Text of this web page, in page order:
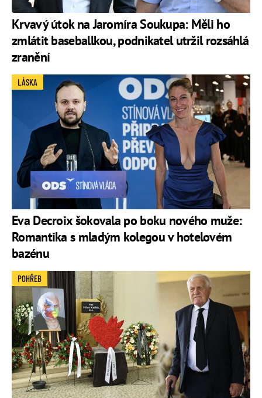
Krvavý útok na Jaromíra Soukupa: Měli ho
zmlátit baseballkou, podnikatel utržil rozsáhlá
zranění
Eva Decroix šokovala po boku nového muže:
Romantika s mladým kolegou v hotelovém
bazénu
LÁSKA
POHŘEB